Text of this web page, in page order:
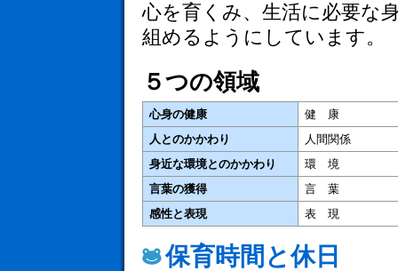
心を育くみ、生活に必要な
組めるようにしています。
５つの領域
心身の健康
健 康
人とのかかわり
人間関係
身近な環境とのかかわり
環 境
言葉の獲得
言 葉
感性と表現
表 現
保育時間と休日